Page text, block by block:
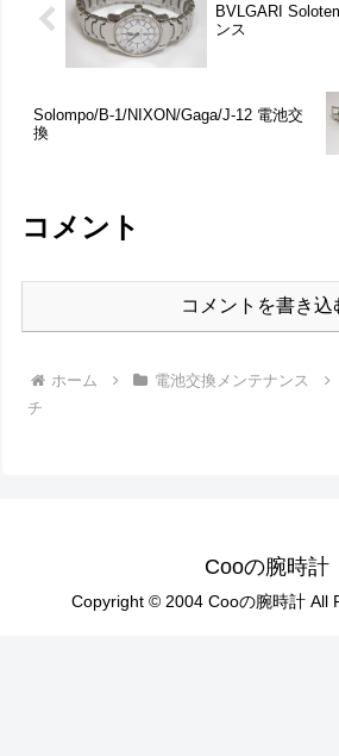
BVLGARI
ンス
Solompo/B-1/NIXON/Gaga/J-12 電池交
換
コメント
コメントを書き込
ホーム 電池交換メンテナンス
チ
Cooの腕時計
Copyright © 2004 Cooの腕時計 All